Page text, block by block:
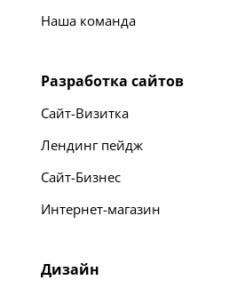
Наша команда
Разработка сайтов
Сайт-Визитка
Лендинг пейдж
Сайт-Бизнес
Интернет-магазин
Дизайн